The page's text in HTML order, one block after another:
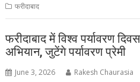
फरीदाबाद
फरीदाबाद में विश्व पर्यावरण
अभियान, जुटेंगे पर्यावरण प्रेमी
June 3, 2026 Rakesh Chaurasia